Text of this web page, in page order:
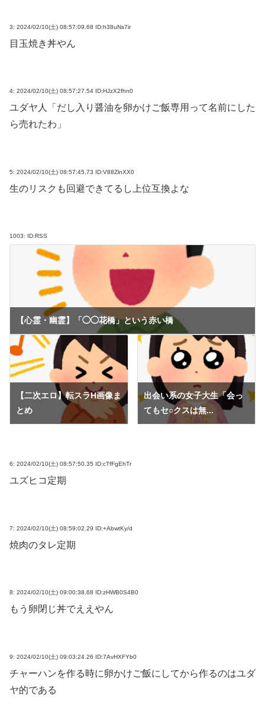
3: 2024/02/10(土) 08:57:09.68 ID:h38uNs7ir
目玉焼き丼やん
4: 2024/02/10(土) 08:57:27.54 ID:HJzX2fhn0
ユダヤ人「だし入り醤油を卵かけご飯専用って名前にした
ら売れたわ」
5: 2024/02/10(土) 08:57:45.73 ID:V88ZlnXX0
生のリスクも回避できてるし上位互換よな
1003: ID:RSS
【心霊・幽霊】「◯◯花橋」という赤い橋
【二次エロ】転スラH画像ま
とめ
出会い系の女子大生「会っ
てもセ○クスは無...
6: 2024/02/10(土) 08:57:50.35 ID:cTfFgEhTr
ユズヒコ定期
7: 2024/02/10(土) 08:59:02.29 ID:+AbwtKy/d
焼肉のタレ定期
8: 2024/02/10(土) 09:00:38.68 ID:zHWB0S4B0
もう卵閉じ丼でええやん
9: 2024/02/10(土) 09:03:24.26 ID:7AvHXFYb0
チャーハンを作る時に卵かけご飯にしてから作るのはユダ
ヤ的である